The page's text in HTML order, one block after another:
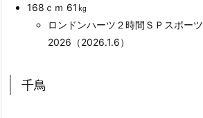
168ｃｍ 61㎏
ロンドンハーツ２時間ＳＰスポー
2026（2026.1.6）
千鳥